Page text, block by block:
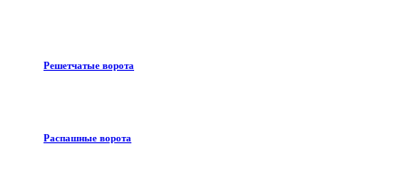
Решетчатые ворота
Распашные ворота